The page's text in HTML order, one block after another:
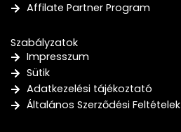
Affilate Partner Program
Szabályzatok
Impresszum
Sütik
Adatkezelési tájékoztató
Általános Szerződési Feltételek